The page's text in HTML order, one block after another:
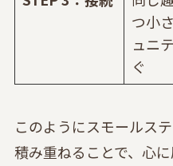
つ小
ュニ
ぐ
このようにスモールス
積み重ねることで、心